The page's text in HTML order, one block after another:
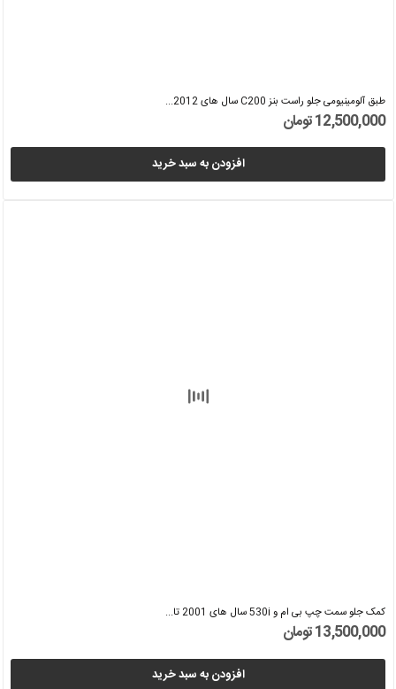
طبق آلومینیومی جلو راست بنز C200 سال های 2012...
12,500,000 تومان
افزودن به سبد خرید
کمک جلو سمت چپ بی ام و 530i سال های 2001 تا...
13,500,000 تومان
افزودن به سبد خرید